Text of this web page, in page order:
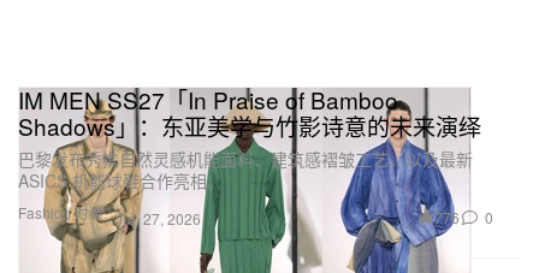
Fashion 时装
IM MEN SS27「In Praise of Bamboo
Shadows」：东亚美学与竹影诗意的未来演绎
巴黎发布秀携自然灵感机能面料、建筑感褶皱工艺，以及最新
ASICS 机能球鞋合作亮相。
Jun 27, 2026 776 0